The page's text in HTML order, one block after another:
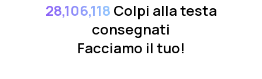
28,106,118 Colpi alla testa
consegnati
Facciamo il tuo!